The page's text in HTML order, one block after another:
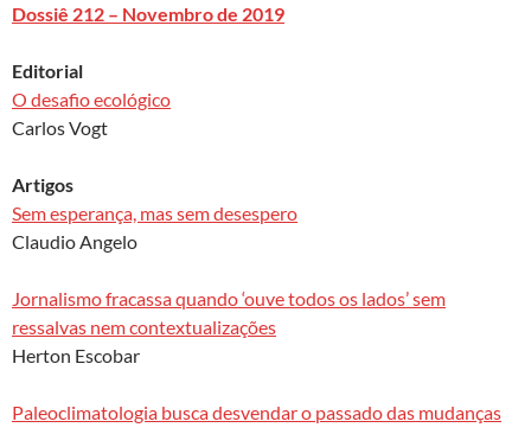
to
d
o
n
e
o
o
at
A
nt
Dossiê 212 – Novembro de 2019
Editorial
O desafio ecológico
Carlos Vogt
Artigos
Sem esperança, mas sem desespero
Claudio Angelo
Jornalismo fracassa quando ‘ouve todos os lados’ sem
ressalvas nem contextualizações
Herton Escobar
Paleoclimatologia busca desvendar o passado das mudanças